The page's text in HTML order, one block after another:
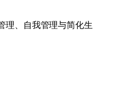
理、自我管理与简化生